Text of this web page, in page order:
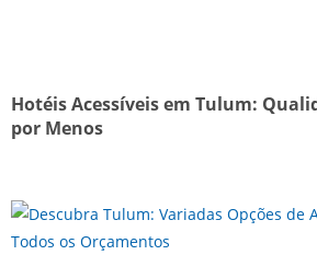
Hotéis Acessíveis em Tulum:
por Menos